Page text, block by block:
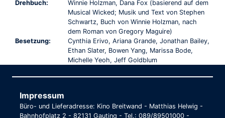
Drehbuch:
Winnie Holzman, Dana Fox (basierend auf dem
Musical Wicked; Musik und Text von Stephen
Schwartz, Buch von Winnie Holzman, nach
dem Roman von Gregory Maguire)
Besetzung:
Cynthia Erivo, Ariana Grande, Jonathan Bailey,
Ethan Slater, Bowen Yang, Marissa Bode,
Michelle Yeoh, Jeff Goldblum
Impressum
Büro- und Lieferadresse: Kino Breitwand - Matthias Helwig -
Bahnhofplatz 2 - 82131 Gauting - Tel.: 089/89501000 -